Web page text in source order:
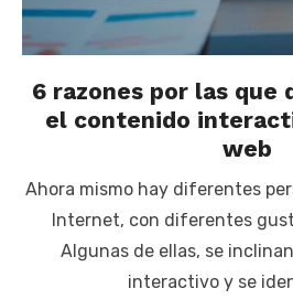
6 razones por las que
el contenido
web
Ahora mismo hay diferentes
Internet, con diferentes
Algunas de ellas, se
interactivo y se